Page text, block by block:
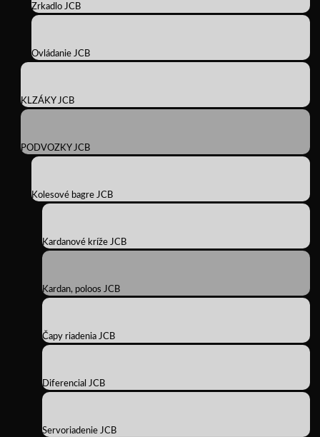
Zrkadlo JCB
Ovládanie JCB
KLZÁKY JCB
PODVOZKY JCB
Kolesové bagre JCB
Kardanové kríže JCB
Kardan, poloos JCB
Čapy riadenia JCB
Diferencial JCB
Servoriadenie JCB